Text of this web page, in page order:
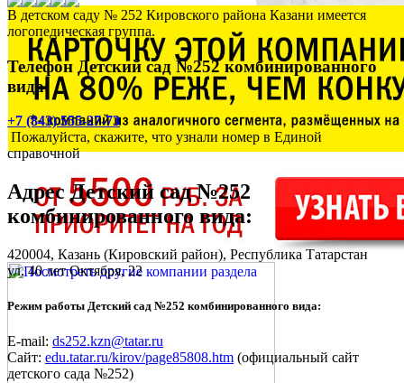
В детском саду № 252 Кировского района Казани имеется
логопедическая группа.
Телефон Детский сад №252 комбинированного
вида:
+7 (843) 555-27-73
Пожалуйста, скажите, что узнали номер в Единой
справочной
Адрес Детский сад №252
комбинированного вида:
420004, Казань (Кировский район), Республика Татарстан
ул. 40 лет Октября, 22
Режим работы Детский сад №252 комбинированного вида:
E-mail: ds252.kzn@tatar.ru
Сайт: edu.tatar.ru/kirov/page85808.htm (официальный сайт
детского сада №252)